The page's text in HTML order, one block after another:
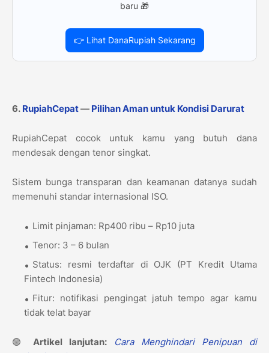
baru 🎁
👉 Lihat DanaRupiah Sekarang
6. RupiahCepat— Pilihan Aman untuk Kondisi Darurat
RupiahCepat cocok untuk kamu yang butuh dana
mendesak dengan tenor singkat.
Sistem bunga transparan dan keamanan datanya sudah
memenuhi standar internasional ISO.
Limit pinjaman: Rp400 ribu – Rp10 juta
Tenor: 3 – 6 bulan
Status: resmi terdaftar di OJK (PT Kredit Utama
Fintech Indonesia)
Fitur: notifikasi pengingat jatuh tempo agar kamu
tidak telat bayar
🟢 Artikel lanjutan:
Cara Menghindari Penipuan di